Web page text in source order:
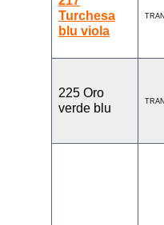
Turchesa
blu viola
225 Oro
verde blu